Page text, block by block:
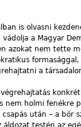
is olvasni
a Magyar
azokat nem tette
a
holmi fenékre
után – a
testén az